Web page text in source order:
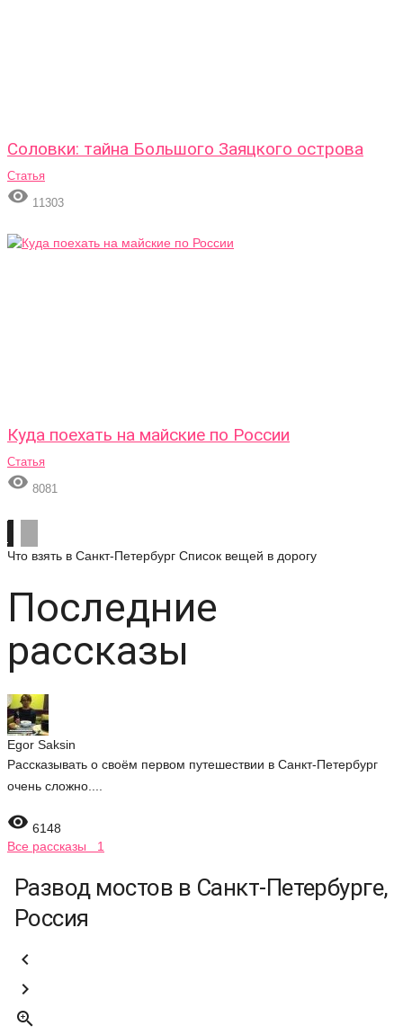
Соловки: тайна Большого Заяцкого острова
Статья
 11303
Куда поехать на майские по России
Статья
 8081
Что взять в Санкт-Петербург Список вещей в дорогу
Последние
рассказы
Egor Saksin
Рассказывать о своём первом путешествии в Санкт-Петербург
очень сложно....
 6148
Все рассказы 1
Развод мостов в Санкт-Петербурге,
Россия


